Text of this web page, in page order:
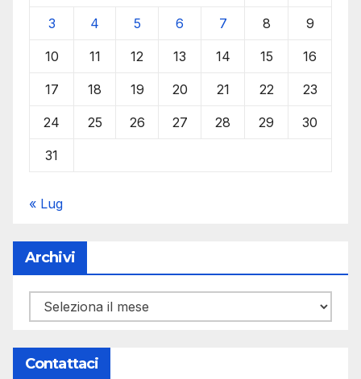
3 4 5 6 7 8 9
10 11 12 13 14 15 16
17 18 19 20 21 22 23
24 25 26 27 28 29 30
31
« Lug
Archivi
Archivi
Contattaci